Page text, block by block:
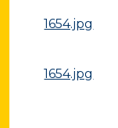
1654.jpg
1654.jpg